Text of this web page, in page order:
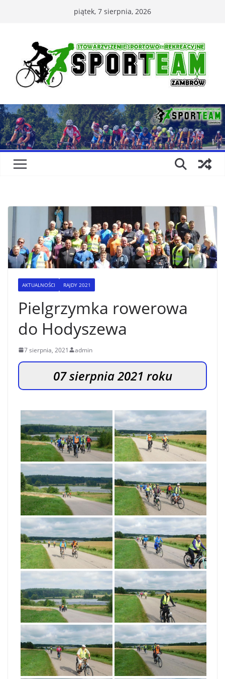
piątek, 7 sierpnia, 2026
AKTUALNOŚCI RAJDY 2021
Pielgrzymka rowerowa
do Hodyszewa
7 sierpnia, 2021 admin
07 sierpnia 2021 roku